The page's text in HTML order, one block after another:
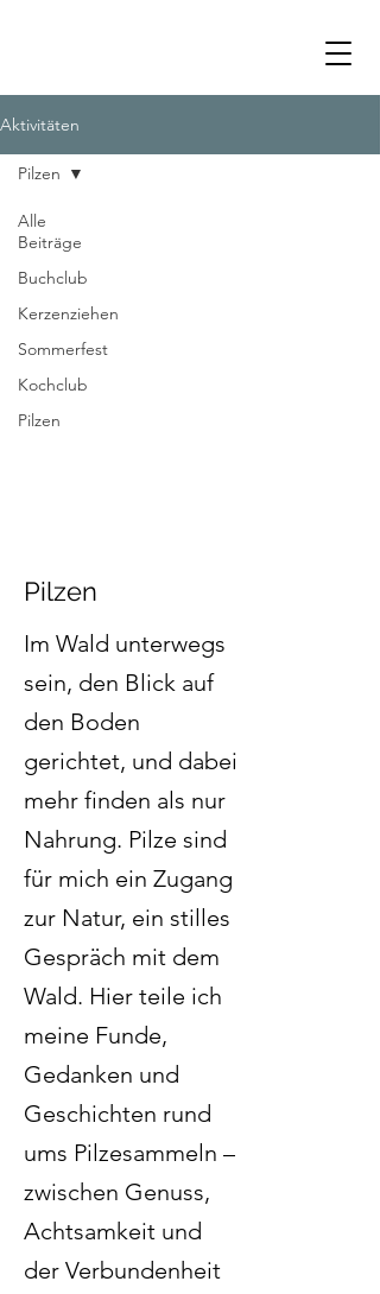
Aktivitäten
Alle
Beiträge
Buchclub
Kerzenziehen
Sommerfest
Kochclub
Pilzen
Pilzen
Pilzen
Im Wald unterwegs
sein, den Blick auf
den Boden
gerichtet, und dabei
mehr finden als nur
Nahrung. Pilze sind
für mich ein Zugang
zur Natur, ein stilles
Gespräch mit dem
Wald. Hier teile ich
meine Funde,
Gedanken und
Geschichten rund
ums Pilzesammeln –
zwischen Genuss,
Achtsamkeit und
der Verbundenheit